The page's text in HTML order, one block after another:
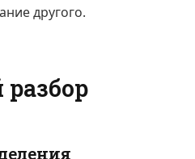
другого.